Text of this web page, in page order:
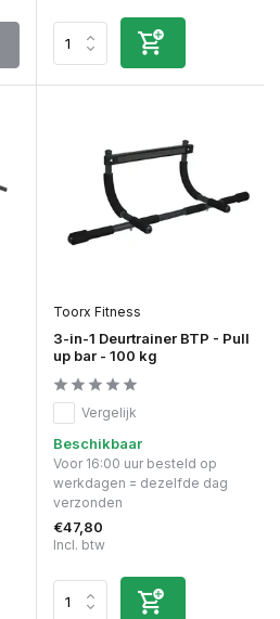
Toorx Fitness
3-in-1 Deurtrainer BTP - Pull
up bar - 100 kg
Vergelijk
Beschikbaar
Voor 16:00 uur besteld op
werkdagen = dezelfde dag
verzonden
€47,80
Incl. btw